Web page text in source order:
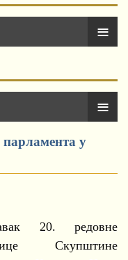
≡
≡
парламента у
20. редовне
Скупштине